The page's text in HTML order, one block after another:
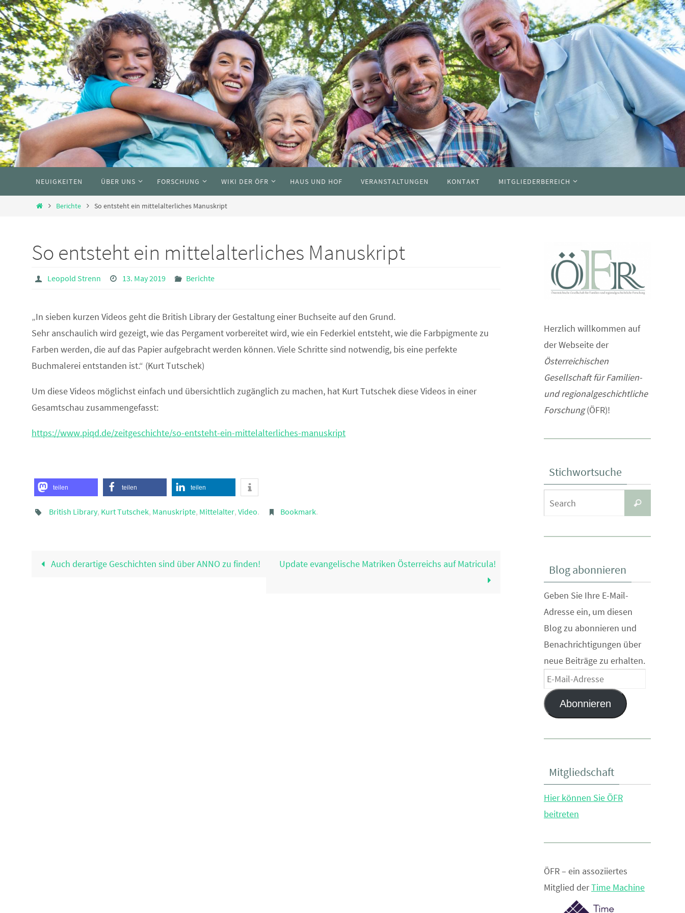
Skip
to
content
content
NEUIGKEITEN ÜBER UNS FORSCHUNG WIKI DER ÖFR HAUS UND HOF VERANSTALTUNGEN KONTAKT MITGLIEDERBEREICH
HomeBerichte So entsteht ein mittelalterliches Manuskript
So entsteht ein mittelalterliches Manuskript
Leopold Strenn 13. May 2019 Berichte
„In sieben kurzen Videos geht die British Library der Gestaltung einer Buchseite auf den Grund.
Sehr anschaulich wird gezeigt, wie das Pergament vorbereitet wird, wie ein Federkiel entsteht, wie die Farbpigmente zu
Farben werden, die auf das Papier aufgebracht werden können. Viele Schritte sind notwendig, bis eine perfekte
Buchmalerei entstanden ist.“ (Kurt Tutschek)
Um diese Videos möglichst einfach und übersichtlich zugänglich zu machen, hat Kurt Tutschek diese Videos in einer
Gesamtschau zusammengefasst:
https://www.piqd.de/zeitgeschichte/so-entsteht-ein-mittelalterliches-manuskript
teilen teilen teilen
British Library, Kurt Tutschek, Manuskripte, Mittelalter, Video. Bookmark.
Auch derartige Geschichten sind über ANNO zu finden! Update evangelische Matriken Österreichs auf Matricula!
Herzlich willkommen auf
der Webseite der
Österreichischen
Gesellschaft für Familien-
und regionalgeschichtliche
Forschung(ÖFR)!
Stichwortsuche
for:
Search
Blog abonnieren
Geben Sie Ihre E-Mail-
Adresse ein, um diesen
Blog zu abonnieren und
Benachrichtigungen über
neue Beiträge zu erhalten.
E-
Mail-
AdresseAbonnieren
Mitgliedschaft
Hier können Sie ÖFR
beitreten
ÖFR – ein assoziiertes
Mitglied derTime Machine